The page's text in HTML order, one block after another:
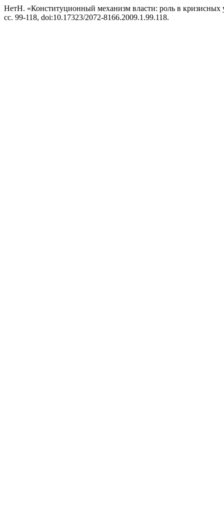
НетН. «Конституционный механизм власти: роль в кризисных
сс. 99-118, doi:10.17323/2072-8166.2009.1.99.118.